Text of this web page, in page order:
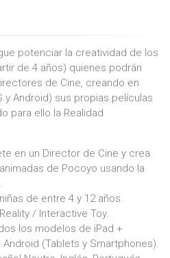
potenciar la creatividad de los
de 4 años) quienes podrán
de Cine, creando en
y Android) sus propias películas
para ello la Realidad
en un Director de Cine y crea
de Pocoyo usando la
de entre 4 y 12 años.
/ Interactive Toy.
los modelos de iPad +
(Tablets y Smartphones).